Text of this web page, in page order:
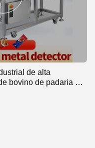
de alta
bovino de padaria de